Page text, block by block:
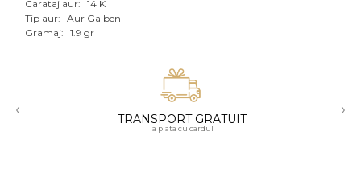
Aur mixt
18K
Carataj aur: 14 K
Tip aur: Aur Galben
Gramaj: 1.9 gr
‹ TRANSPORT GRATUIT
la plata cu cardul
›